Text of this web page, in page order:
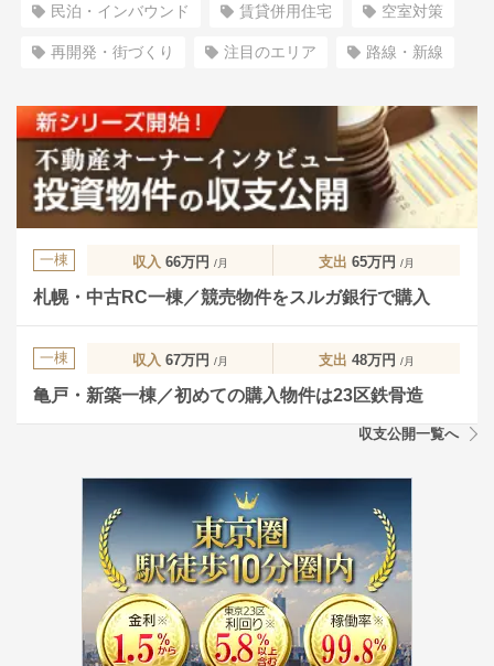
民泊・インバウンド 賃貸併用住宅 空室対策
再開発・街づくり 注目のエリア 路線・新線
一棟 収入 66万円 /月 支出 65万円 /月
札幌・中古RC一棟／競売物件をスルガ銀行で購入
一棟 収入 67万円 /月 支出 48万円 /月
亀戸・新築一棟／初めての購入物件は23区鉄骨造
収支公開一覧へ